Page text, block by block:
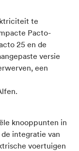
te
Pacto-
25 en de
versie
een
knooppunten in
integratie van
voertuigen